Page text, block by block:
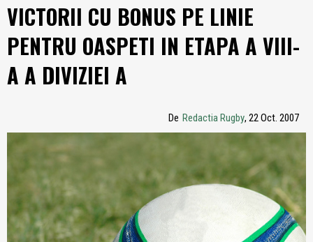
VICTORII CU BONUS PE LINIE
PENTRU OASPETI IN ETAPA A VIII-
A A DIVIZIEI A
De Redactia Rugby, 22 Oct. 2007